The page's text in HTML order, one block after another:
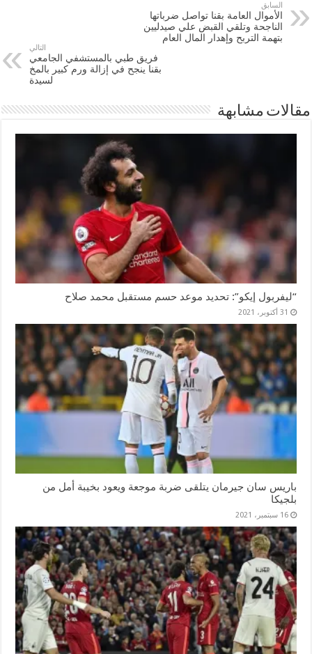
السابق
الأموال العامة بقنا تواصل ضرباتها
الناجحة وتلقي القبض علي صيدليين
بتهمة التربح وإهدار المال العام
التالي
فريق طبي بالمستشفي الجامعي
بقنا ينجح في إزالة ورم كبير بالمخ
لسيدة
مقالات مشابهة
“ليفربول إيكو”: تحديد موعد حسم مستقبل محمد صلاح
31 أكتوبر، 2021
باريس سان جيرمان يتلقى ضربة موجعة ويعود بخيبة أمل من
بلجيكا
16 سبتمبر، 2021